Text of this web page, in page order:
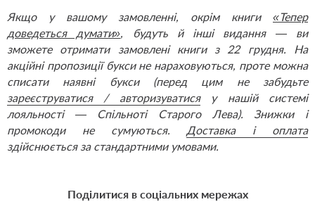
Якщо у вашому замовленні, окрім книги «Тепер
доведеться думати», будуть й інші видання — ви
зможете отримати замовлені книги з 22 грудня. На
акційні пропозиції букси не нараховуються, проте можна
списати наявні букси (перед цим не забудьте
зареєструватися / авторизуватисяу нашій системі
лояльності — Спільноті Старого Лева). Знижки і
промокоди не сумуються.Доставка і оплата
здійснюється за стандартними умовами.
Поділитися в соціальних мережах